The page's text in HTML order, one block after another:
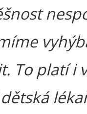
To platí i v